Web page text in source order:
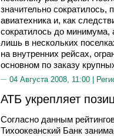
значительно сократилось,
авиатехника и, как
сократилось до
лишь в нескольких
на внутренних рейсах,
основном по заказу
04 Августа 2008, 11:00 |
АТБ укрепляет
Согласно данным
Тихоокеанский Банк